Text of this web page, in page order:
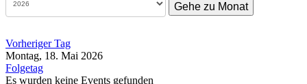
Gehe zu Monat
Vorheriger Tag
Montag, 18. Mai 2026
Folgetag
Es wurden keine Events gefunden